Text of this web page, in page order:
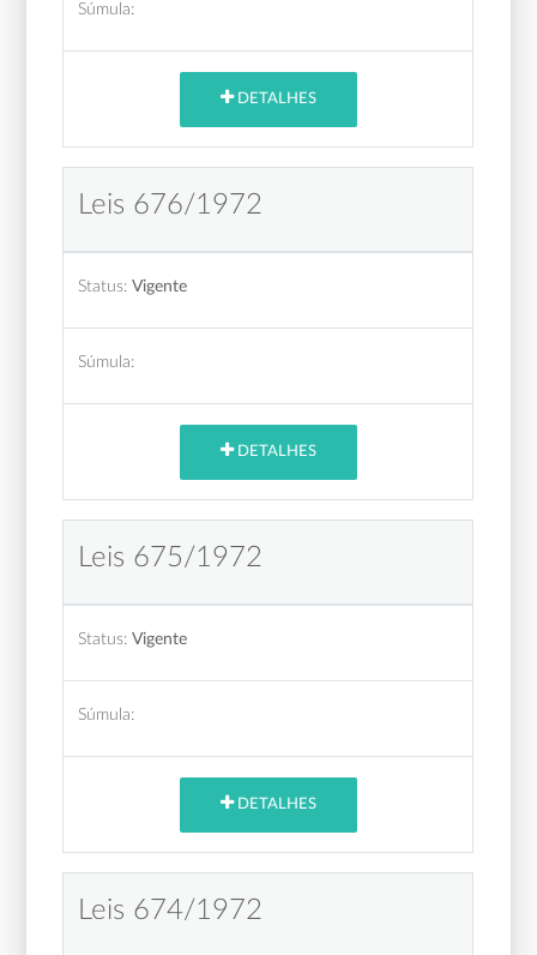
Súmula:
DETALHES
Leis 676/1972
Status: Vigente
Súmula:
DETALHES
Leis 675/1972
Status: Vigente
Súmula:
DETALHES
Leis 674/1972